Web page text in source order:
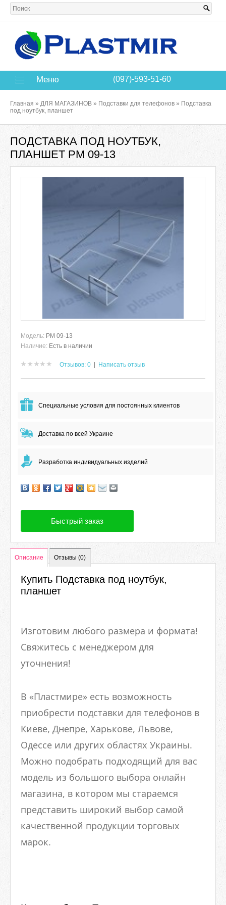
Меню (097)-593-51-60
Главная » ДЛЯ МАГАЗИНОВ » Подставки для телефонов » Подставка
под ноутбук, планшет
ПОДСТАВКА ПОД НОУТБУК,
ПЛАНШЕТ РМ 09-13
Модель: РМ 09-13
Наличие: Есть в наличии
Отзывов: 0 Написать отзыв
Специальные условия для постоянных клиентов
Доставка по всей Украине
Разработка индивидуальных изделий
Быстрый заказ
Описание Отзывы (0)
Купить Подставка под ноутбук,
планшет
Изготовим любого размера и формата!
Свяжитесь с менеджером для
уточнения!
В «Пластмире» есть возможность
приобрести подставки для телефонов в
Киеве, Днепре, Харькове, Львове,
Одессе или других областях Украины.
Можно подобрать подходящий для вас
модель из большого выбора онлайн
магазина, в котором мы стараемся
представить широкий выбор самой
качественной продукции торговых
марок.